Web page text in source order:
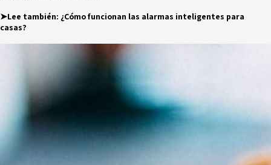
➤Lee también: ¿Cómo funcionan las alarmas inteligentes para
casas?